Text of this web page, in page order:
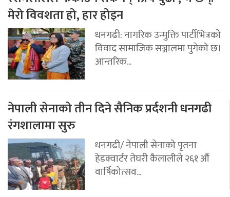
मेरो विवशता हो, हार होइन
धनगढी: नागरिक उन्मुक्ति पार्टीभित्रको
विवाद सामाजिक सञ्जालमा पुगेको छ।
आन्तरिक...
नेपाली सेनाको तीन दिने सैनिक प्रर्दशनी धनगढी
रंगशालामा सुरु
धनगढी/ नेपाली सेनाको पृतना
हेडक्वार्टर तेघरी कैलालीले २६१ औं
वार्षिकोत्सव...